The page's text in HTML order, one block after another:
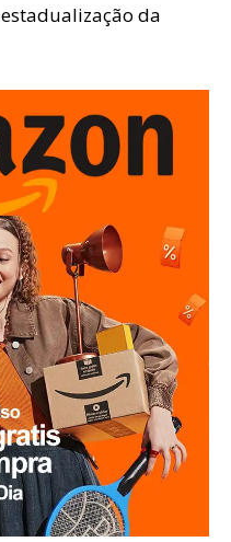
da